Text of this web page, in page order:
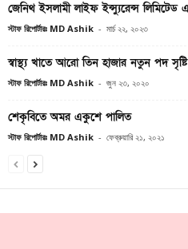
জেনিথ ইসলামী লাইফ ইন্স্যুরেন্স
স্টাফ রিপোর্টারঃ MD Ashik - মার্চ ২২, ২০২৩
স্বাস্থ্য খাতে আরো তিন হাজার নতুন পদ সৃষ্টি
স্টাফ রিপোর্টারঃ MD Ashik - জুন ২৩, ২০২০
শেকৃবিতে অমর একুশে পালিত
স্টাফ রিপোর্টারঃ MD Ashik - ফেব্রুয়ারি ২১, ২০২১